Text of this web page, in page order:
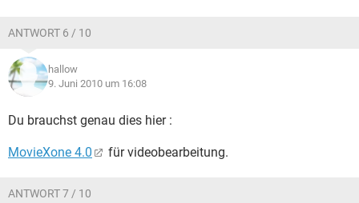
ANTWORT 6 / 10
hallow
9. Juni 2010 um 16:08
Du brauchst genau dies hier :
MovieXone 4.0 für videobearbeitung.
ANTWORT 7 / 10